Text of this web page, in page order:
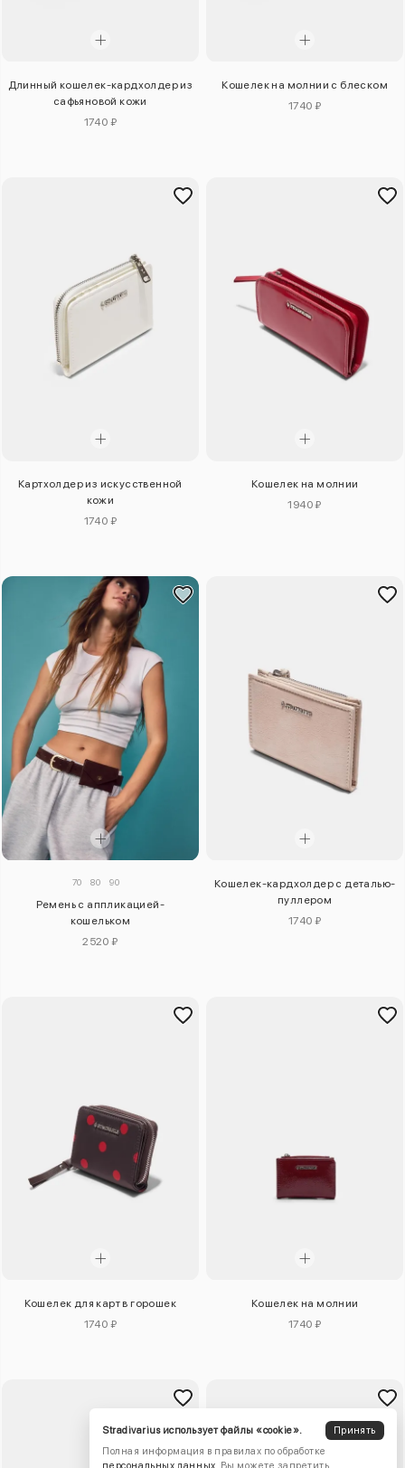
Длинный кошелек-кардхолдер из
сафьяновой кожи
1740 ₽
Кошелек на молнии с блеском
1740 ₽
Картхолдер из искусственной
кожи
1740 ₽
Кошелек на молнии
1940 ₽
70 80 90
Ремень с аппликацией-
кошельком
2520 ₽
Кошелек-кардхолдер с деталью-
пуллером
1740 ₽
Кошелек для карт в горошек
1740 ₽
Кошелек на молнии
1740 ₽
Stradivarius использует файлы «cookie».
Принять
Полная информация в правилах по обработке